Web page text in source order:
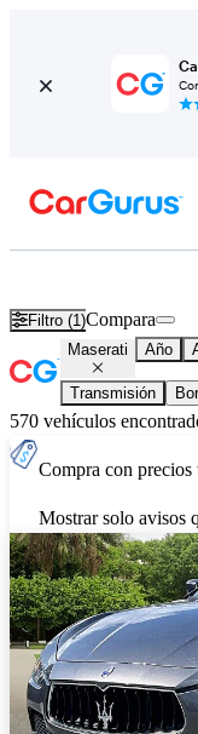
Filtro (1)Compara
Maserati Año
Transmisión
570 vehículos
Compra con precios
Mostrar solo avisos